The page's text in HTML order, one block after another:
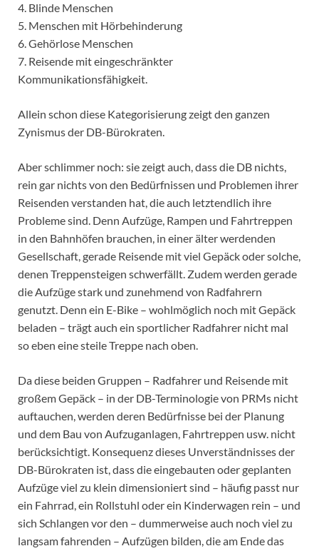
4. Blinde Menschen
5. Menschen mit Hörbehinderung
6. Gehörlose Menschen
7. Reisende mit eingeschränkter
Kommunikationsfähigkeit.
Allein schon diese Kategorisierung zeigt den ganzen
Zynismus der DB-Bürokraten.
Aber schlimmer noch: sie zeigt auch, dass die DB nichts,
rein gar nichts von den Bedürfnissen und Problemen ihrer
Reisenden verstanden hat, die auch letztendlich ihre
Probleme sind. Denn Aufzüge, Rampen und Fahrtreppen
in den Bahnhöfen brauchen, in einer älter werdenden
Gesellschaft, gerade Reisende mit viel Gepäck oder solche,
denen Treppensteigen schwerfällt. Zudem werden gerade
die Aufzüge stark und zunehmend von Radfahrern
genutzt. Denn ein E-Bike – wohlmöglich noch mit Gepäck
beladen – trägt auch ein sportlicher Radfahrer nicht mal
so eben eine steile Treppe nach oben.
Da diese beiden Gruppen – Radfahrer und Reisende mit
großem Gepäck – in der DB-Terminologie von PRMs nicht
auftauchen, werden deren Bedürfnisse bei der Planung
und dem Bau von Aufzuganlagen, Fahrtreppen usw. nicht
berücksichtigt. Konsequenz dieses Unverständnisses der
DB-Bürokraten ist, dass die eingebauten oder geplanten
Aufzüge viel zu klein dimensioniert sind – häufig passt nur
ein Fahrrad, ein Rollstuhl oder ein Kinderwagen rein – und
sich Schlangen vor den – dummerweise auch noch viel zu
langsam fahrenden – Aufzügen bilden, die am Ende das